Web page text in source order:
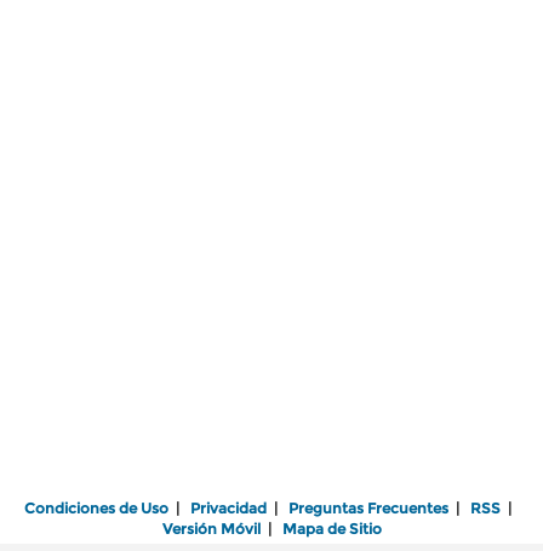
Condiciones de Uso | Privacidad | Preguntas Frecuentes | RSS |
Versión Móvil| Mapa de Sitio